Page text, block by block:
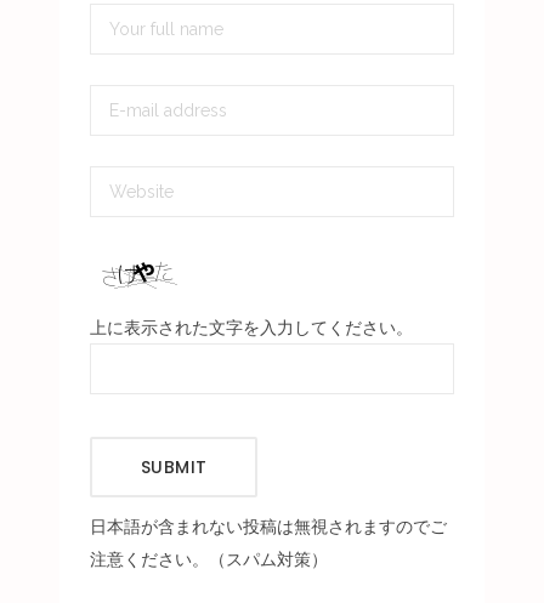
上に表示された文字を入力してください。
SUBMIT
日本語が含まれない投稿は無視されますのでご
注意ください。（スパム対策）